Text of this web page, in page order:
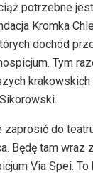
potrzebne
Kromka
dochód
Tym
zaprosić do
Będę tam wraz
Via Spei.